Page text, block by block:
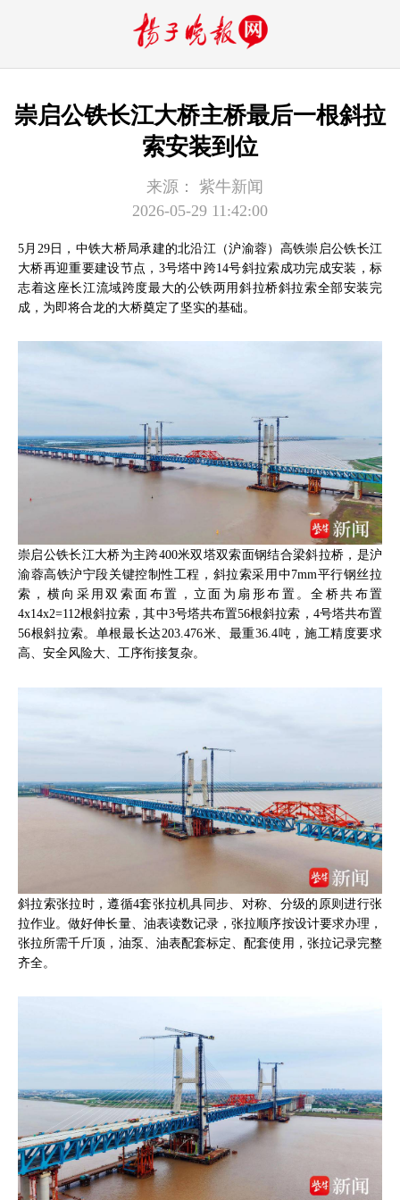
崇启公铁长江大桥主桥最后一根斜拉
索安装到位
来源：
紫牛新闻
2026-05-29 11:42:00
5月29日，中铁大桥局承建的北沿江（沪渝蓉）高铁崇启公铁长江
大桥再迎重要建设节点，3号塔中跨14号斜拉索成功完成安装，标
志着这座长江流域跨度最大的公铁两用斜拉桥斜拉索全部安装完
成，为即将合龙的大桥奠定了坚实的基础。
崇启公铁长江大桥为主跨400米双塔双索面钢结合梁斜拉桥，是沪
渝蓉高铁沪宁段关键控制性工程，斜拉索采用中7mm平行钢丝拉
索，横向采用双索面布置，立面为扇形布置。全桥共布置
4x14x2=112根斜拉索，其中3号塔共布置56根斜拉索，4号塔共布置
56根斜拉索。单根最长达203.476米、最重36.4吨，施工精度要求
高、安全风险大、工序衔接复杂。
斜拉索张拉时，遵循4套张拉机具同步、对称、分级的原则进行张
拉作业。做好伸长量、油表读数记录，张拉顺序按设计要求办理，
张拉所需千斤顶，油泵、油表配套标定、配套使用，张拉记录完整
齐全。